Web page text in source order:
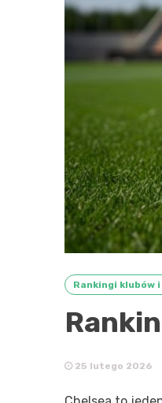
Rankingi klubów
25 lutego 2026